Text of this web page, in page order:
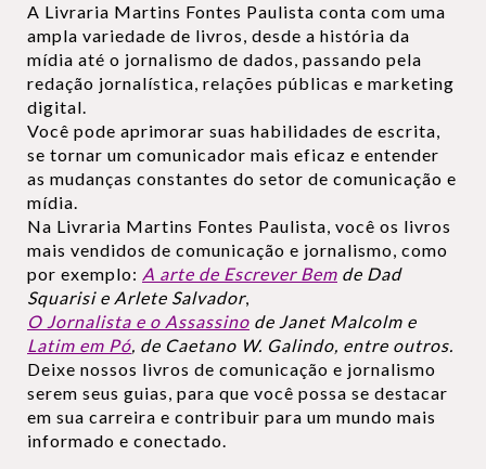
A Livraria Martins Fontes Paulista conta com uma
ampla variedade de livros, desde a história da
mídia até o jornalismo de dados, passando pela
redação jornalística, relações públicas e marketing
digital.
Você pode aprimorar suas habilidades de escrita,
se tornar um comunicador mais eficaz e entender
as mudanças constantes do setor de comunicação e
mídia.
Na Livraria Martins Fontes Paulista, você os livros
mais vendidos de comunicação e jornalismo, como
por exemplo: A arte de Escrever Bem de Dad
Squarisi e Arlete Salvador,
O Jornalista e o Assassino de Janet Malcolm e
Latim em Pó, de Caetano W. Galindo, entre outros.
Deixe nossos livros de comunicação e jornalismo
serem seus guias, para que você possa se destacar
em sua carreira e contribuir para um mundo mais
informado e conectado.